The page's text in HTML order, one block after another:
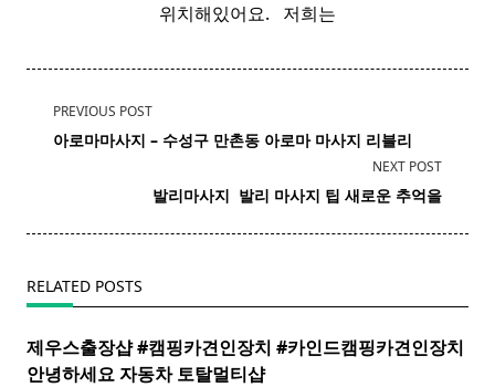
위치해있어요. ​ ​ 저희는
<span
class="nav-
text">Page</span>
PREVIOUS POST
아로마마사지 – 수성구 만촌동 아로마 마사지 리블리
NEXT POST
발리마사지 ​ 발리 마사지 팁 새로운 추억을
RELATED POSTS
제우스출장샵 #캠핑카견인장치 #카인드캠핑카견인장치 ​
안녕하세요 자동차 토탈멀티샵